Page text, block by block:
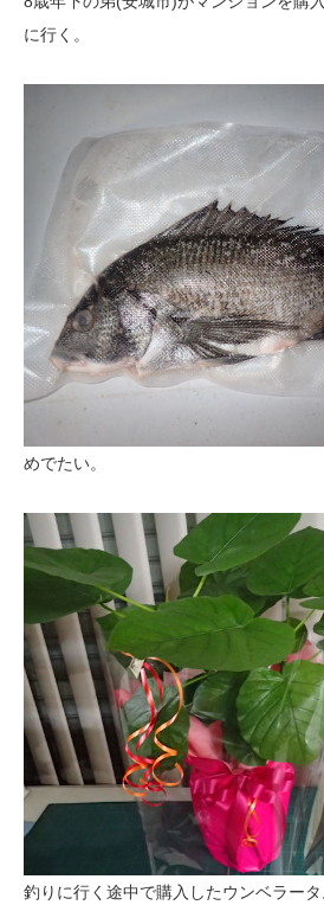
に行く。
めでたい。
釣りに行く途中で購入したウンベラータ